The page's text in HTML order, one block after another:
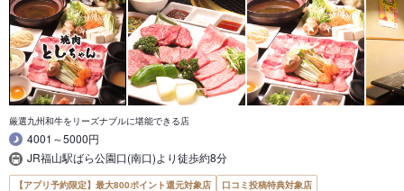
厳選九州和牛をリーズナブルに堪能できる店
4001～5000円
JR福山駅ばら公園口(南口)より徒歩約8分
【アプリ予約限定】最大800ポイント還元対象店
口コミ投稿特典対象店